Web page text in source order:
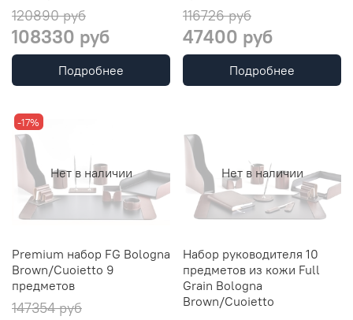
120890 руб
108330 руб
Подробнее
116726 руб
47400 руб
Подробнее
Нет в наличии
-17%
Premium набор FG Bologna
Brown/Cuoietto 9
предметов
147354 руб
Нет в наличии
Набор руководителя 10
предметов из кожи Full
Grain Bologna
Brown/Cuoietto